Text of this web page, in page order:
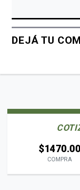
DEJÁ TU
$1470.00
COMPRA